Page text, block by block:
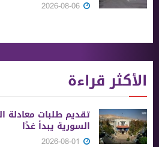
الأكثر قراءة
تقديم طلبات معادلة
السورية يبدأ غدًا